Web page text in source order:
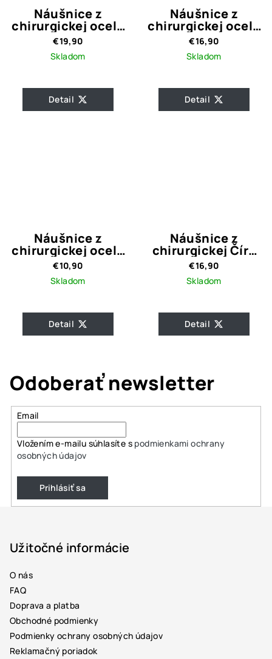
Náušnice z
chirurgickej ocele
Circle Gold
€19,90
Skladom
Detail
Náušnice z
chirurgickej ocele
Circle Crystal
Gold
€16,90
Skladom
Detail
Náušnice z
chirurgickej ocele
Butterfly
€10,90
Skladom
Detail
Náušnice z
chirurgickej Číre
Srdce
€16,90
Skladom
Detail
Odoberať newsletter
Email
Vložením e-mailu súhlasíte s podmienkami ochrany
osobných údajov
Prihlásiť sa
Užitočné informácie
O nás
FAQ
Doprava a platba
Obchodné podmienky
Podmienky ochrany osobných údajov
Reklamačný poriadok